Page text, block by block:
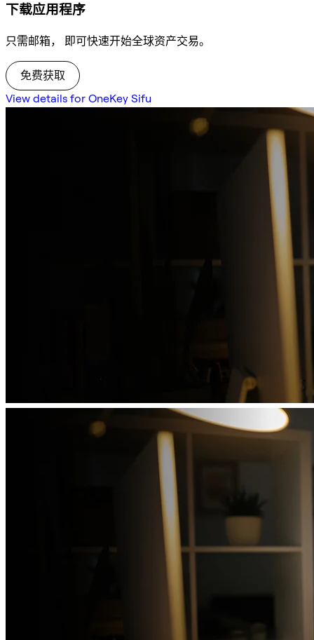
下载应用程序
只需邮箱， 即可快速开始全球资产交易。
免费获取
View details for OneKey Sifu